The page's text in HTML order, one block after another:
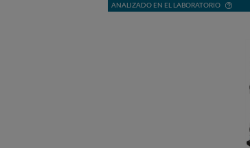
ANALIZADO EN EL LABORATORIO